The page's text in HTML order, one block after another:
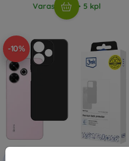
Varastossa > 5 kpl
-10%